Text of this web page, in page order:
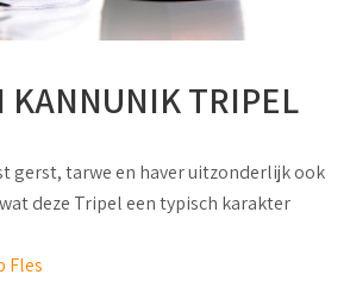
KANNUNIK TRIPEL
gerst, tarwe en haver uitzonderlijk ook
deze Tripel een typisch karakter
Fles